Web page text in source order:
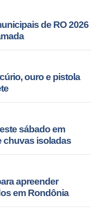
de RO 2026
ouro e pistola
sábado em
chuvas isoladas
apreender
em Rondônia